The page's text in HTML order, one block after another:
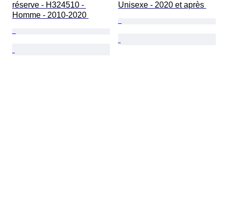
réserve - H324510 -
Homme - 2010-2020
Unisexe - 2020 et après